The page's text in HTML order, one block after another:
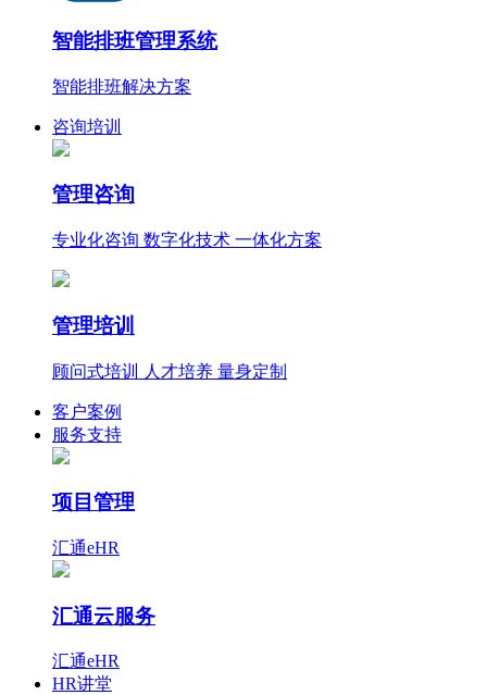
智能排班管理系统
智能排班解决方案
咨询培训
管理咨询
专业化咨询 数字化技术 一体化方案
管理培训
顾问式培训 人才培养 量身定制
客户案例
服务支持
项目管理
汇通eHR
汇通云服务
汇通eHR
HR讲堂